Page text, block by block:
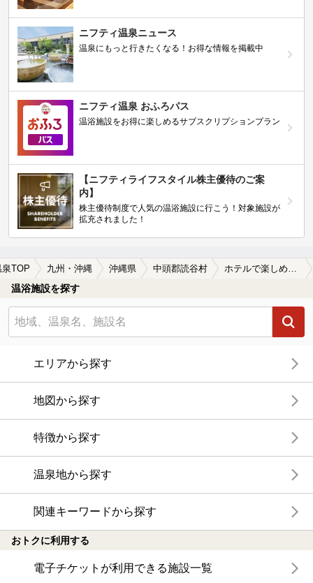
ニフティ温泉ニュース
温泉にもっと行きたくなる！お得な情報を掲載中
ニフティ温泉 おふろパス
温浴施設をお得に楽しめるサブスクリプションプラン
【ニフティライフスタイル株主優待のご案
内】
株主優待制度で人気の温浴施設に行こう！対象施設が
拡充されました！
泉TOP 九州・沖縄 沖縄県 中頭郡読谷村 ホテルで楽しめる中頭郡読谷村の温泉、日帰り温泉、スーパー銭湯おすすめ
温浴施設を探す
エリアから探す
地図から探す
特徴から探す
温泉地から探す
関連キーワードから探す
おトクに利用する
電子チケットが利用できる施設一覧